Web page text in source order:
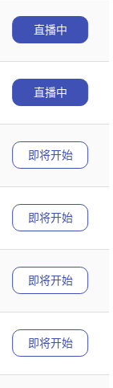
直播中
直播中
即将开始
即将开始
即将开始
即将开始